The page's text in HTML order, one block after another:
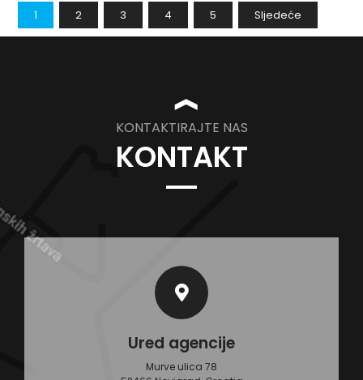
1 2 3 4 5 Sljedeće
❱
KONTAKTIRAJTE NAS
KONTAKT
Ured agencije
Murve ulica 78